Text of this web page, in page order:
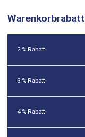
Warenkorbrabatt
2 % Rabatt
3 % Rabatt
4 % Rabatt